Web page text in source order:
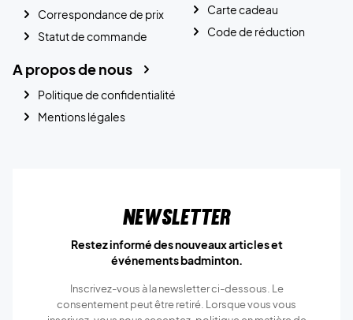
Correspondance de prix
Statut de commande
Carte cadeau
Code de réduction
A propos de nous
Politique de confidentialité
Mentions légales
Newsletter
Restez informé des nouveaux articles et
événements badminton.
Inscrivez-vous à la newsletter ci-dessous. Le
consentement peut être retiré. Lorsque vous vous